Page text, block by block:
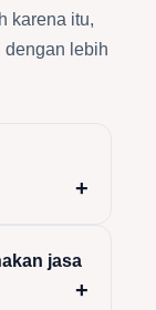
karena itu,
dengan lebih
jasa